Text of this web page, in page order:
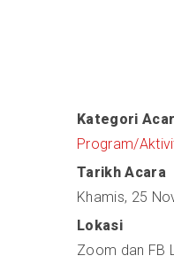
Kategori
Program/
Tarikh Acara
Khamis, 25
Lokasi
Zoom dan FB